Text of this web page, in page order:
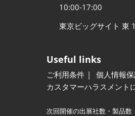
10:00-17:00
東京ビッグサイト 東
Useful links
ご利用条件 個人情報
カスタマーハラスメント
次回開催の出展社数・製品数